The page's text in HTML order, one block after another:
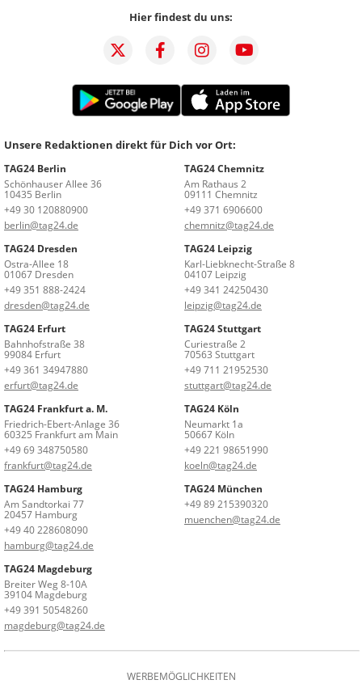
Hier findest du uns:
Unsere Redaktionen direkt für Dich vor Ort:
TAG24 Berlin
Schönhauser Allee 36
10435 Berlin
+49 30 120880900
berlin@tag24.de
TAG24 Chemnitz
Am Rathaus 2
09111 Chemnitz
+49 371 6906600
chemnitz@tag24.de
TAG24 Dresden
Ostra-Allee 18
01067 Dresden
+49 351 888-2424
dresden@tag24.de
TAG24 Leipzig
Karl-Liebknecht-Straße 8
04107 Leipzig
+49 341 24250430
leipzig@tag24.de
TAG24 Erfurt
Bahnhofstraße 38
99084 Erfurt
+49 361 34947880
erfurt@tag24.de
TAG24 Stuttgart
Curiestraße 2
70563 Stuttgart
+49 711 21952530
stuttgart@tag24.de
TAG24 Frankfurt a. M.
Friedrich-Ebert-Anlage 36
60325 Frankfurt am Main
+49 69 348750580
frankfurt@tag24.de
TAG24 Köln
Neumarkt 1a
50667 Köln
+49 221 98651990
koeln@tag24.de
TAG24 Hamburg
Am Sandtorkai 77
20457 Hamburg
+49 40 228608090
hamburg@tag24.de
TAG24 München
+49 89 215390320
muenchen@tag24.de
TAG24 Magdeburg
Breiter Weg 8-10A
39104 Magdeburg
+49 391 50548260
magdeburg@tag24.de
WERBEMÖGLICHKEITEN